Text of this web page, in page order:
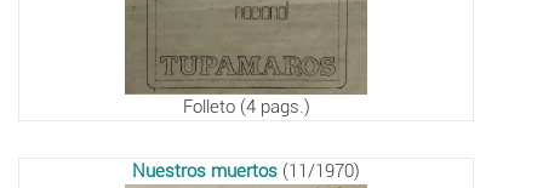
Folleto (4 pags.)
Nuestros muertos (11/1970)